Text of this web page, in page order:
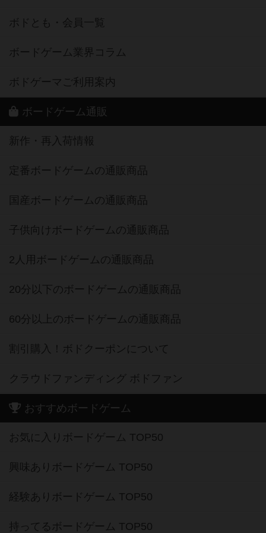
ボドとも・会員一覧
ボードゲーム業界コラム
ボドゲーマご利用案内
ボードゲーム通販
新作・再入荷情報
定番ボードゲームの通販商品
国産ボードゲームの通販商品
子供向けボードゲームの通販商品
2人用ボードゲームの通販商品
20分以下のボードゲームの通販商品
60分以上のボードゲームの通販商品
割引購入！ボドクーポンについて
クラウドファンディング ボドファン
おすすめボードゲーム
お気に入りボードゲーム TOP50
興味ありボードゲーム TOP50
経験ありボードゲーム TOP50
持ってるボードゲーム TOP50